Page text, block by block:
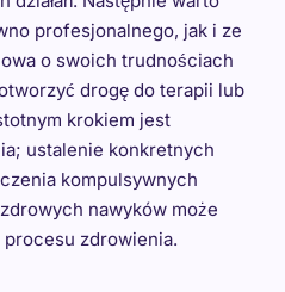
profesjonalnego, jak i ze
o swoich trudnościach
drogę do terapii lub
krokiem jest
ustalenie konkretnych
kompulsywnych
nawyków może
zdrowienia.